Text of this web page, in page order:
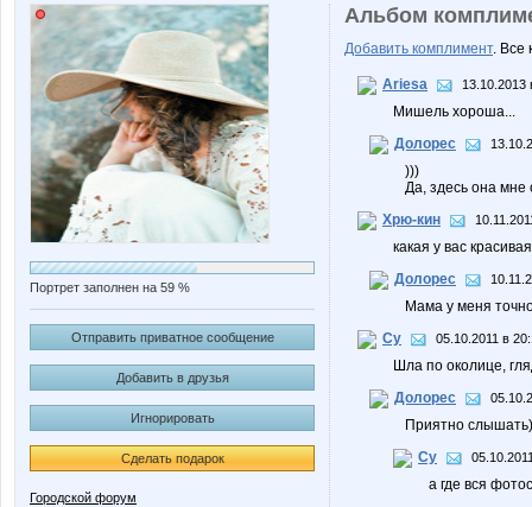
Портрет заполнен на 59 %
Отправить приватное сообщение
Добавить в друзья
Игнорировать
Сделать подарок
Городской форум
Альбом
Добавить комплимент. Все
Ariesa 13.10.2013
Мишель хороша...
Долорес
)))
Да, здесь она мне
Хрю-кин
какая у вас
Долорес
Мама у меня
Су
05.10.2011 в
Шла по околице,
Долорес
Приятно слышать)
Су
а где вся